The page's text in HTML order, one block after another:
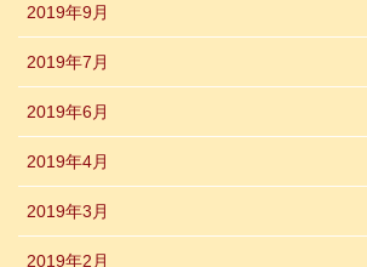
2019年9月
2019年7月
2019年6月
2019年4月
2019年3月
2019年2月